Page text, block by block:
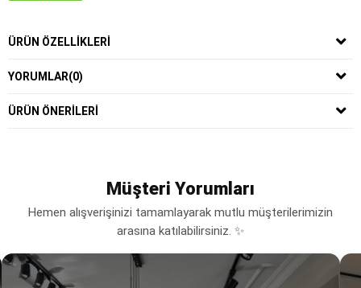
ÜRÜN ÖZELLIKLERI
YORUMLAR(0)
ÜRÜN ÖNERILERI
Müşteri Yorumları
Hemen alışverişinizi tamamlayarak mutlu müşterilerimizin
arasına katılabilirsiniz. ✨